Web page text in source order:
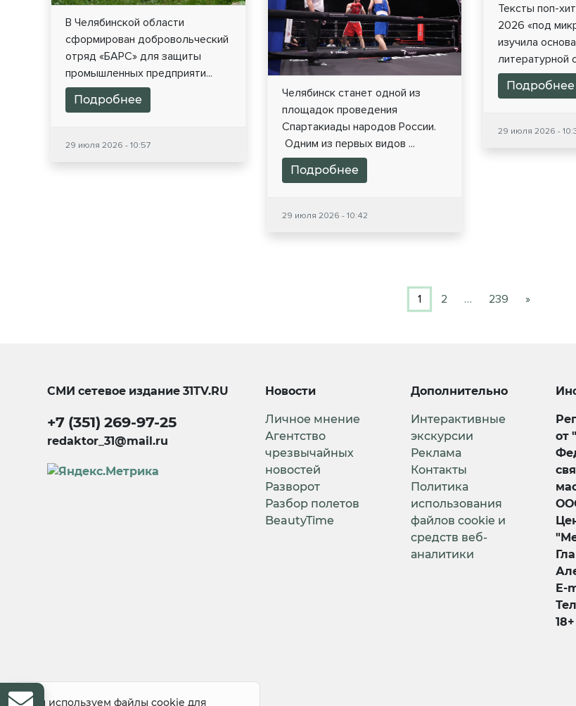
В Челябинской области
сформирован добровольческий
отряд «БАРС» для защиты
промышленных предприяти...
Подробнее
29 июля 2026 - 10:57
Челябинск станет одной из
площадок проведения
Спартакиады народов России.
Одним из первых видов ...
Подробнее
29 июля 2026 - 10:42
Тексты поп-
2026 «под
изучила
литературной
Подробнее
29 июля 2026 -
1 2 … 239 »
СМИ сетевое издание31TV.RU
+7 (351) 269-97-25
redaktor_31@mail.ru
Новости
Личное мнение
Агентство
чрезвычайных
новостей
Разворот
Разбор полетов
BeautyTime
Дополнительно
Интерактивные
экскурсии
Реклама
Контакты
Политика
использования
файлов cookie и
средств веб-
аналитики
от
E-
18+
© 2008-2026 Все права защищены
Мы используем файлы cookie для